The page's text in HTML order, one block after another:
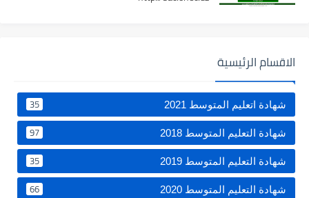
الاقسام الرئيسية
شهادة اتعليم المتوسط 2021 35
شهادة التعليم المتوسط 2018 97
شهادة التعليم المتوسط 2019 35
شهادة التعليم المتوسط 2020 66